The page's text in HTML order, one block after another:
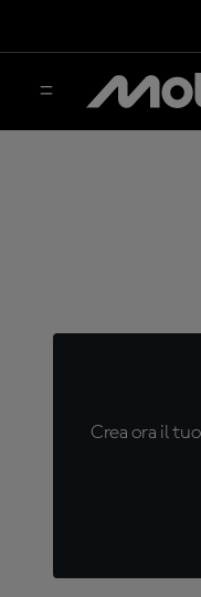
Crea ora il